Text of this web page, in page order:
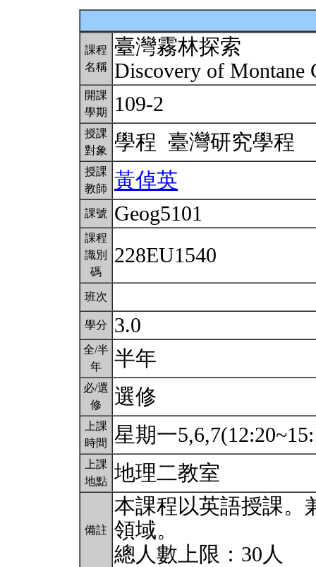
課程
名稱
臺灣霧林探索
Discovery of Montane
開課
學期
109-2
授課
對象
學程 臺灣研究學程
授課
教師
黃倬英
課號 Geog5101
課程
識別
碼
228EU1540
班次
學分 3.0
全/半
年
半年
必/選
修
選修
上課
時間
星期一
上課
地點 地理二教室
備註
本課程以英語授課。
領域。
總人數上限：30人